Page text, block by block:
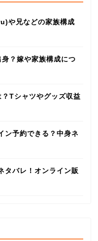
や兄などの家族構成
？嫁や家族構成につ
Tシャツやグッズ収益
ン予約できる？中身ネ
タバレ！オンライン販